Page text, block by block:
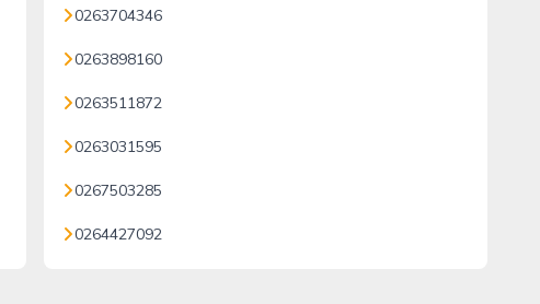
0263704346
0263898160
0263511872
0263031595
0267503285
0264427092